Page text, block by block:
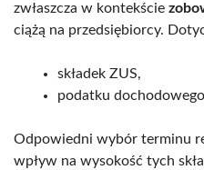
zwłaszcza w kontekście
ciążą na przedsiębiorcy.
składek ZUS,
podatku
Odpowiedni wybór terminu
wpływ na wysokość tych